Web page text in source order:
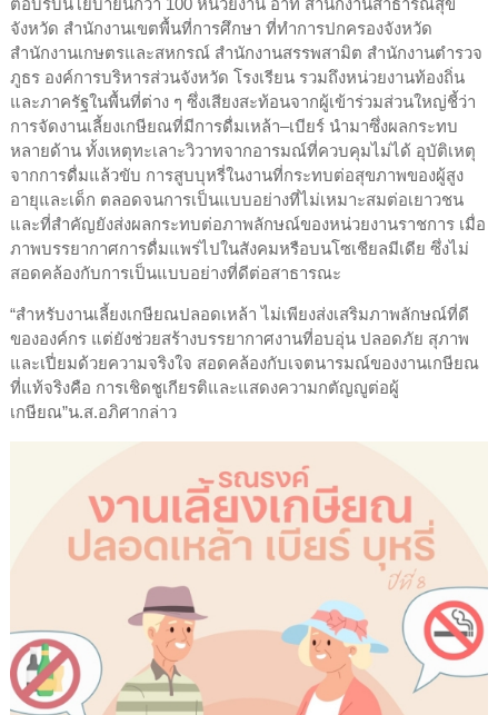
จังหวัด สำนักงานเขตพื้นที่การศึกษา ที่ทำการปกครองจังหวัด
สำนักงานเกษตรและสหกรณ์ สำนักงานสรรพสามิต สำนักงานตำรวจ
ภูธร องค์การบริหารส่วนจังหวัด โรงเรียน รวมถึงหน่วยงานท้องถิ่น
และภาครัฐในพื้นที่ต่าง ๆ ซึ่งเสียงสะท้อนจากผู้เข้าร่วมส่วนใหญ่ชี้ว่า
การจัดงานเลี้ยงเกษียณที่มีการดื่มเหล้า–เบียร์ นำมาซึ่งผลกระทบ
หลายด้าน ทั้งเหตุทะเลาะวิวาทจากอารมณ์ที่ควบคุมไม่ได้ อุบัติเหตุ
จากการดื่มแล้วขับ การสูบบุหรี่ในงานที่กระทบต่อสุขภาพของผู้สูง
อายุและเด็ก ตลอดจนการเป็นแบบอย่างที่ไม่เหมาะสมต่อเยาวชน
และที่สำคัญยังส่งผลกระทบต่อภาพลักษณ์ของหน่วยงานราชการ เมื่อ
ภาพบรรยากาศการดื่มแพร่ไปในสังคมหรือบนโซเชียลมีเดีย ซึ่งไม่
สอดคล้องกับการเป็นแบบอย่างที่ดีต่อสาธารณะ
“สำหรับงานเลี้ยงเกษียณปลอดเหล้า ไม่เพียงส่งเสริมภาพลักษณ์ที่ดี
ขององค์กร แต่ยังช่วยสร้างบรรยากาศงานที่อบอุ่น ปลอดภัย สุภาพ
และเปี่ยมด้วยความจริงใจ สอดคล้องกับเจตนารมณ์ของงานเกษียณ
ที่แท้จริงคือ การเชิดชูเกียรติและแสดงความกตัญญูต่อผู้
เกษียณ”น.ส.อภิศากล่าว